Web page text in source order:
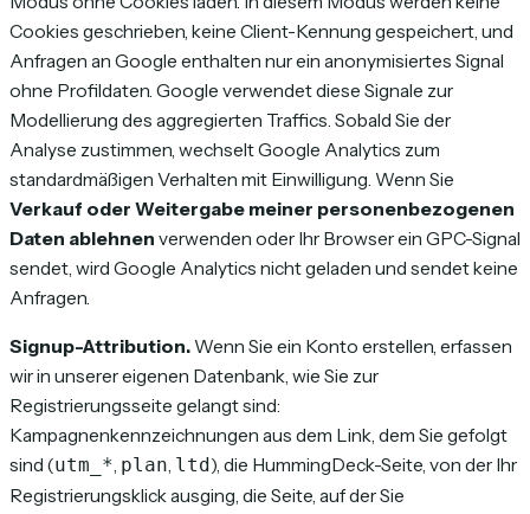
Cookies geschrieben, keine Client-Kennung gespeichert, und
Anfragen an Google enthalten nur ein anonymisiertes Signal
ohne Profildaten. Google verwendet diese Signale zur
Modellierung des aggregierten Traffics. Sobald Sie der
Analyse zustimmen, wechselt Google Analytics zum
standardmäßigen Verhalten mit Einwilligung. Wenn Sie
Verkauf oder Weitergabe meiner personenbezogenen
Daten ablehnen verwenden oder Ihr Browser ein GPC-Signal
sendet, wird Google Analytics nicht geladen und sendet keine
Anfragen.
Signup-Attribution. Wenn Sie ein Konto erstellen, erfassen
wir in unserer eigenen Datenbank, wie Sie zur
Registrierungsseite gelangt sind:
Kampagnenkennzeichnungen aus dem Link, dem Sie gefolgt
sind (utm_* plan ltd ), die HummingDeck-Seite, von der Ihr
Registrierungsklick ausging, die Seite, auf der Sie